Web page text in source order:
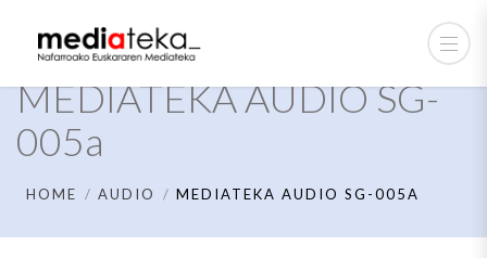
MEDIATEKA AUDIO SG-
005a
HOME AUDIO MEDIATEKA AUDIO SG-005A